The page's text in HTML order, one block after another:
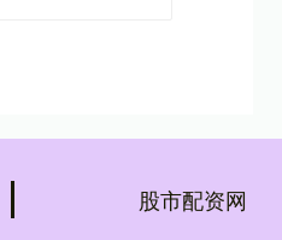
股市配资网